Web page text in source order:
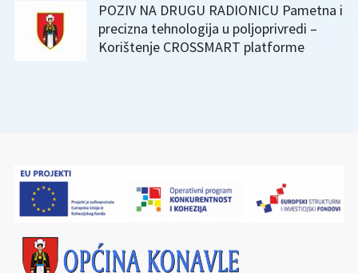
POZIV NA DRUGU RADIONICU Pametna i
precizna tehnologija u poljoprivredi –
Korištenje CROSSMART platforme